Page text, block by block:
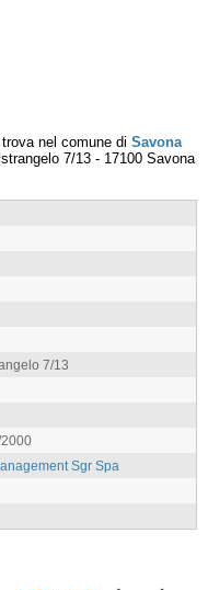
nel comune di Savona
7/13 - 17100 Savona
7/13
Sgr Spa